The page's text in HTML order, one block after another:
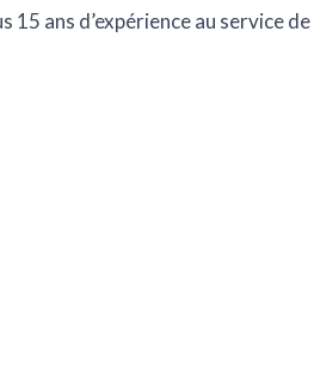
15 ans d’expérience au service